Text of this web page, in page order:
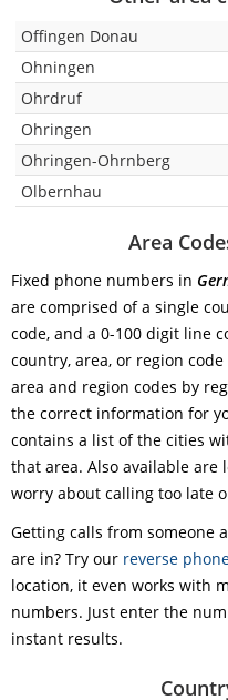
Offingen Donau
Ohningen
Ohrdruf
Ohringen
Ohringen-Ohrnberg
Olbernhau
Area
Fixed phone numbers in
are comprised of a single
code, and a 0-100 digit line
country, area, or region
area and region codes by
the correct information for
contains a list of the cities
that area. Also available are
worry about calling too late
Getting calls from someone
are in? Try our reverse
location, it even works with
numbers. Just enter the
instant results.